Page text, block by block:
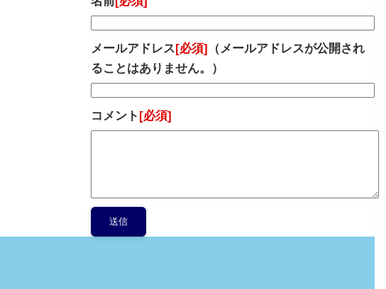
メールアドレス [必須]
（メールアドレスが公開され
ることはありません。）
コメント [必須]